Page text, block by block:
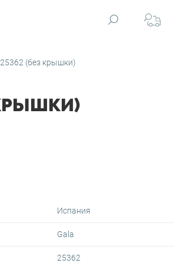
(без крышки)
Испания
Gala
25362